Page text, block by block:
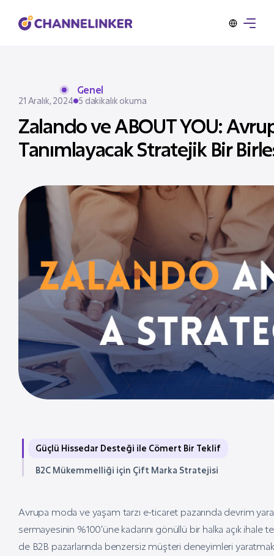
Genel
21 Aralık, 2024 5 dakikalık okuma
Zalando ve ABOUT YOU:
Tanımlayacak Stratejik Bir
Avrupa moda ve yaşam tarzı e-ticaret pazarında devrim
sermayesinin %100’üne kadarını gönüllü bir halka açık
de B2B pazarlarında benzersiz müşteri deneyimleri
Güçlü Hissedar Desteği ile Cömert Bir Teklif
B2C Mükemmelliği için Çift Marka Stratejisi